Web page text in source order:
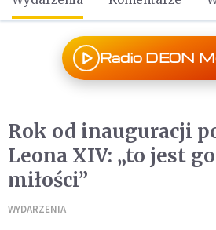
Radio DEON
Rok od inauguracji
Leona XIV: „to jest
miłości”
WYDARZENIA